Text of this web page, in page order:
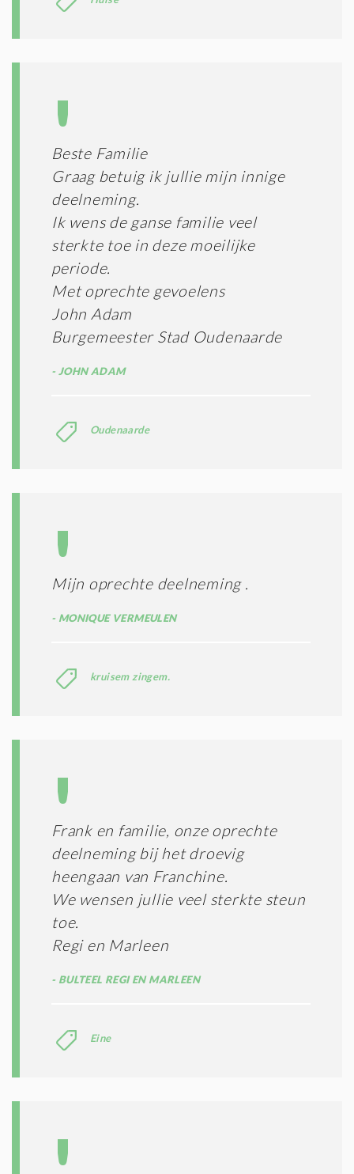
Beste Familie
Graag betuig ik jullie mijn innige
deelneming.
Ik wens de ganse familie veel
sterkte toe in deze moeilijke
periode.
Met oprechte gevoelens
John Adam
Burgemeester Stad Oudenaarde
JOHN ADAM
Oudenaarde
Mijn oprechte deelneming .
MONIQUE VERMEULEN
kruisem zingem.
Frank en familie, onze oprechte
deelneming bij het droevig
heengaan van Franchine.
We wensen jullie veel sterkte steun
toe.
Regi en Marleen
BULTEEL REGI EN MARLEEN
Eine